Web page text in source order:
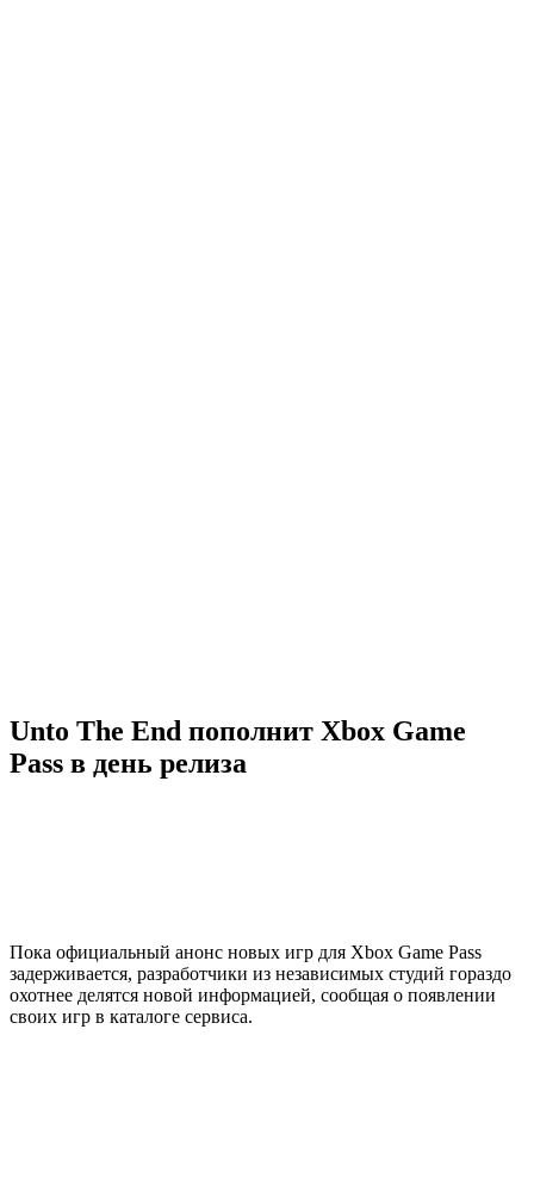
Unto The End пополнит Xbox Game
Pass в день релиза
Пока официальный анонс новых игр для Xbox Game Pass
задерживается, разработчики из независимых студий гораздо
охотнее делятся новой информацией, сообщая о появлении
своих игр в каталоге сервиса.